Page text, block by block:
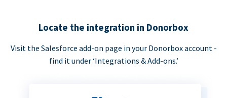
Locate the integration in Donorbox
Visit the Salesforce add-on page in your Donorbox account -
find it under ‘Integrations & Add-ons.’